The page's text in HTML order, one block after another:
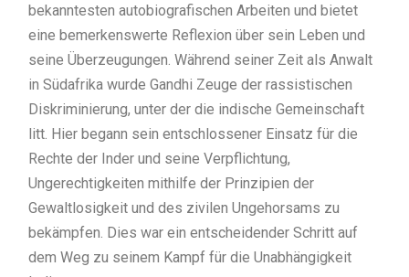
bekanntesten autobiografischen Arbeiten und bietet
eine bemerkenswerte Reflexion über sein Leben und
seine Überzeugungen. Während seiner Zeit als Anwalt
in Südafrika wurde Gandhi Zeuge der rassistischen
Diskriminierung, unter der die indische Gemeinschaft
litt. Hier begann sein entschlossener Einsatz für die
Rechte der Inder und seine Verpflichtung,
Ungerechtigkeiten mithilfe der Prinzipien der
Gewaltlosigkeit und des zivilen Ungehorsams zu
bekämpfen. Dies war ein entscheidender Schritt auf
dem Weg zu seinem Kampf für die Unabhängigkeit